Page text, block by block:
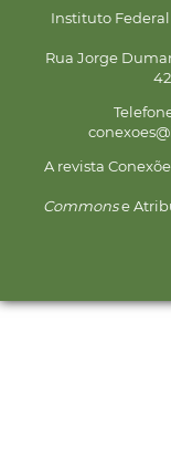
Instituto
Rua Jorge
A revista
Commonse